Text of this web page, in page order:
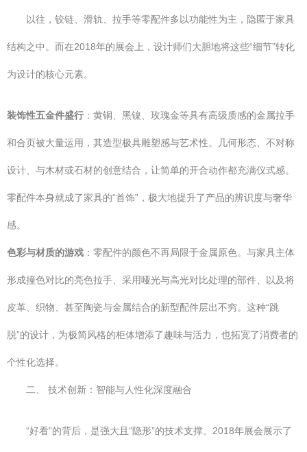
以往，铰链、滑轨、拉手等零配件多以功能性为主，隐匿于家具
结构之中。而在2018年的展会上，设计师们大胆地将这些“细节”转化
为设计的核心元素。
装饰性五金件盛行 ：黄铜、黑镍、玫瑰金等具有高级质感的金属拉手
和合页被大量运用，其造型极具雕塑感与艺术性。几何形态、不对称
设计、与木材或石材的创意结合，让简单的开合动作都充满仪式感。
零配件本身就成了家具的“首饰”，极大地提升了产品的辨识度与奢华
感。
色彩与材质的游戏 ：零配件的颜色不再局限于金属原色。与家具主体
形成撞色对比的亮色拉手、采用哑光与高光对比处理的部件、以及将
皮革、织物、甚至陶瓷与金属结合的新型配件层出不穷。这种“跳
脱”的设计，为极简风格的柜体增添了趣味与活力，也拓宽了消费者的
个性化选择。
二、 技术创新：智能与人性化深度融合
“好看”的背后，是强大且“隐形”的技术支撑。2018年展会展示了